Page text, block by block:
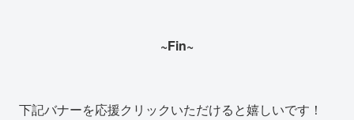
~Fin~
下記バナーを応援クリックいただけると嬉しいです！